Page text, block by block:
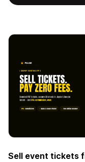
Sell event tickets